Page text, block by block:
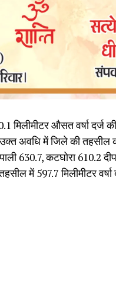
औसत वर्षा दर्ज
अवधि में जिले की तहसील
630.7, कटघोरा 610.2
में 597.7 मिलीमीटर